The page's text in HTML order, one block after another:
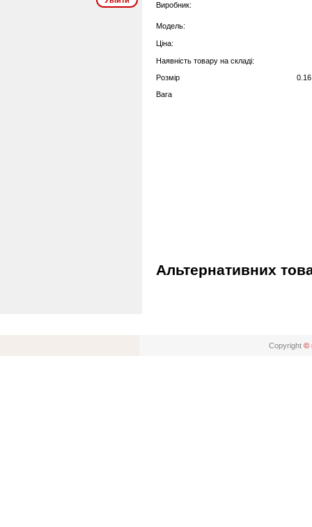
Виробник:
Модель:
Ціна:
Наявність товару на складі:
Розмір
Вага
Альтернативних
Copyright ©